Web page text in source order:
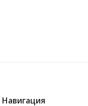
Навигация